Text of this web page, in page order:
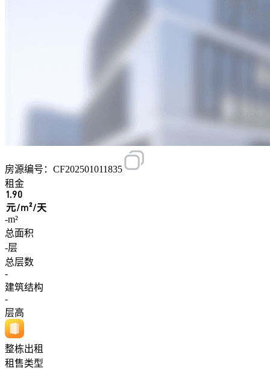
房源编号：CF202501011835
租金
1.90
元/m²/天
-m²
总面积
-层
总层数
-
建筑结构
-
层高
整栋出租
租售类型